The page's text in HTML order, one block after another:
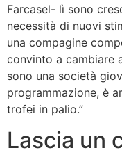
Farcasel- lì sono
necessità di nuovi
una compagine
convinto a cambiare
sono una società
programmazione, è
trofei in palio.”
Lascia un